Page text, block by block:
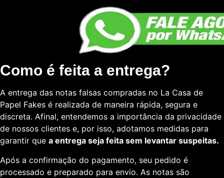
Como é feita a entrega?
A entrega das notas falsas compradas no La Casa de
Papel Fakes é realizada de maneira rápida, segura e
discreta. Afinal, entendemos a importância da privacidade
de nossos clientes e, por isso, adotamos medidas para
garantir que a entrega seja feita sem levantar suspeitas.
Após a confirmação do pagamento, seu pedido é
processado e preparado para envio. As notas são